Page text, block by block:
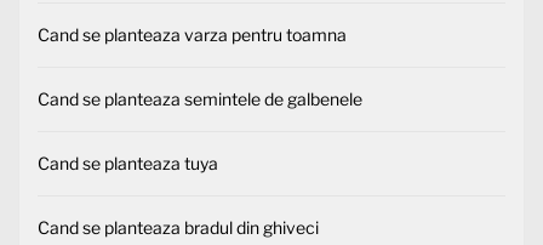
Cand se planteaza varza pentru toamna
Cand se planteaza semintele de galbenele
Cand se planteaza tuya
Cand se planteaza bradul din ghiveci